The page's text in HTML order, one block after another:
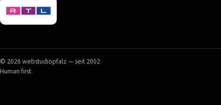
© 2026 webstudiopfalz — seit 2002
Human first.